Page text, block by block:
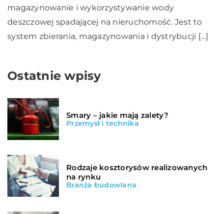
magazynowanie i wykorzystywanie wody
deszczowej spadającej na nieruchomość. Jest to
system zbierania, magazynowania i dystrybucji […]
Ostatnie wpisy
Smary – jakie mają zalety?
Przemysł i technika
Rodzaje kosztorysów realizowanych
na rynku
Branża budowlana